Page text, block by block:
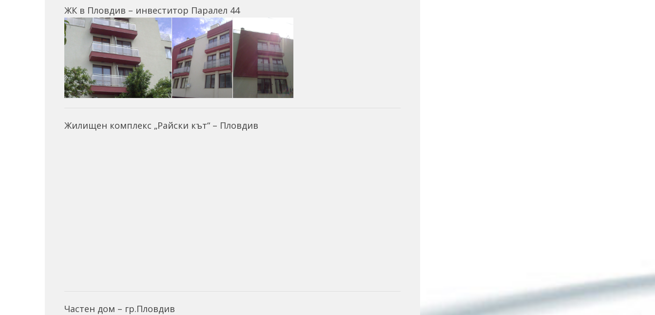
ЖК в Пловдив – инвеститор Паралел 44
Жилищeн комплекс „Райски кът“ – Пловдив
Частен дом – гр.Пловдив